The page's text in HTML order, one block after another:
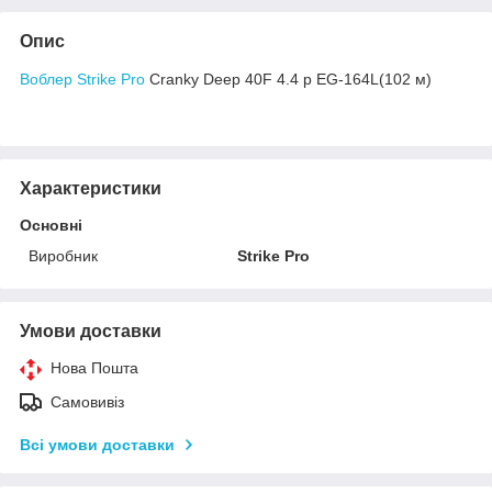
Опис
Воблер Strike Pro Cranky Deep 40F 4.4 р EG-164L(102 м)
Характеристики
Основні
Виробник
Strike Pro
Умови доставки
Нова Пошта
Самовивіз
Всі умови доставки